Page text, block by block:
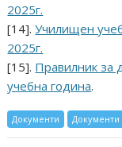
2025г.
[14].Училищен
2025г.
[15]. Правилник за
учебна година.
Документи Документи